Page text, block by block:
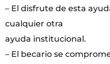
– El disfrute de esta
cualquier otra
ayuda institucional.
– El becario se